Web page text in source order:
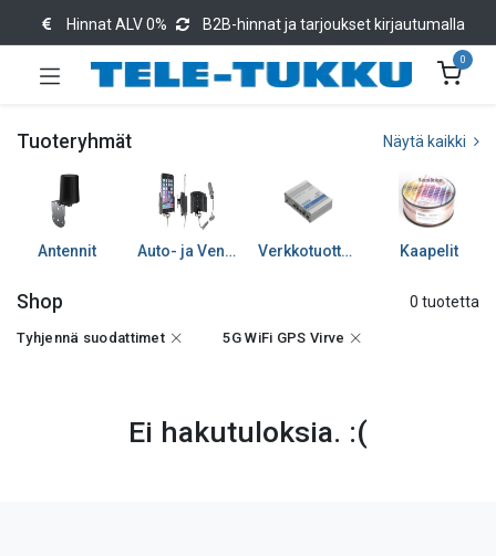
Hinnat ALV 0% B2B-hinnat ja tarjoukset kirjautumalla
0
Tuoteryhmät Näytä kaikki
Antennit Auto- ja Venetarvikkeet Verkkotuotteet Kaapelit
Shop 0 tuotetta
Tyhjennä suodattimet 5G WiFi GPS Virve
Ei hakutuloksia. :(